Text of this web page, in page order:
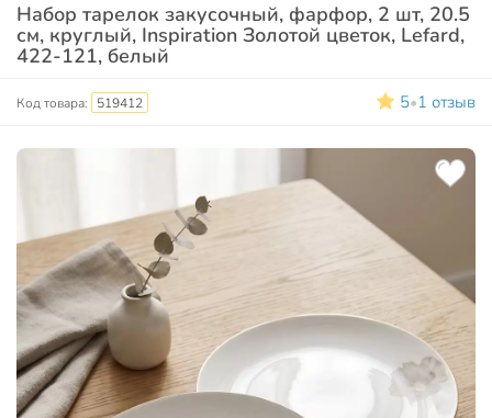
Набор тарелок закусочный, фарфор, 2 шт, 20.5
см, круглый, Inspiration Золотой цветок, Lefard,
422-121, белый
Код товара: 519412 5•1 отзыв